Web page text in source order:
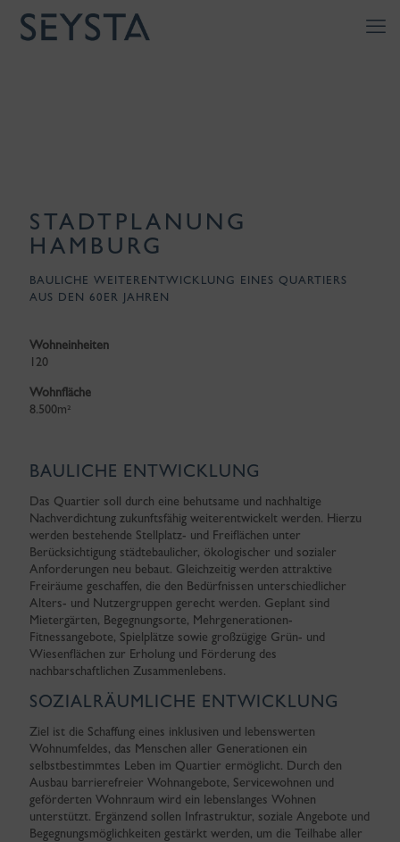
STADTPLANUNG
HAMBURG
BAULICHE WEITERENTWICKLUNG EINES QUARTIERS
AUS DEN 60ER JAHREN
Wohneinheiten
120
Wohnfläche
8.500m²
BAULICHE ENTWICKLUNG
Das Quartier soll durch eine behutsame und nachhaltige
Nachverdichtung zukunftsfähig weiterentwickelt werden. Hierzu
werden bestehende Stellplatz- und Freiflächen unter
Berücksichtigung städtebaulicher, ökologischer und sozialer
Anforderungen neu bebaut. Gleichzeitig werden attraktive
Freiräume geschaffen, die den Bedürfnissen unterschiedlicher
Alters- und Nutzergruppen gerecht werden. Geplant sind
Mietergärten, Begegnungsorte, Mehrgenerationen-
Fitnessangebote, Spielplätze sowie großzügige Grün- und
Wiesenflächen zur Erholung und Förderung des
nachbarschaftlichen Zusammenlebens.
SOZIALRÄUMLICHE ENTWICKLUNG
Ziel ist die Schaffung eines inklusiven und lebenswerten
Wohnumfeldes, das Menschen aller Generationen ein
selbstbestimmtes Leben im Quartier ermöglicht. Durch den
Ausbau barrierefreier Wohnangebote, Servicewohnen und
geförderten Wohnraum wird ein lebenslanges Wohnen
unterstützt. Ergänzend sollen Infrastruktur, soziale Angebote und
Begegnungsmöglichkeiten gestärkt werden, um die Teilhabe aller